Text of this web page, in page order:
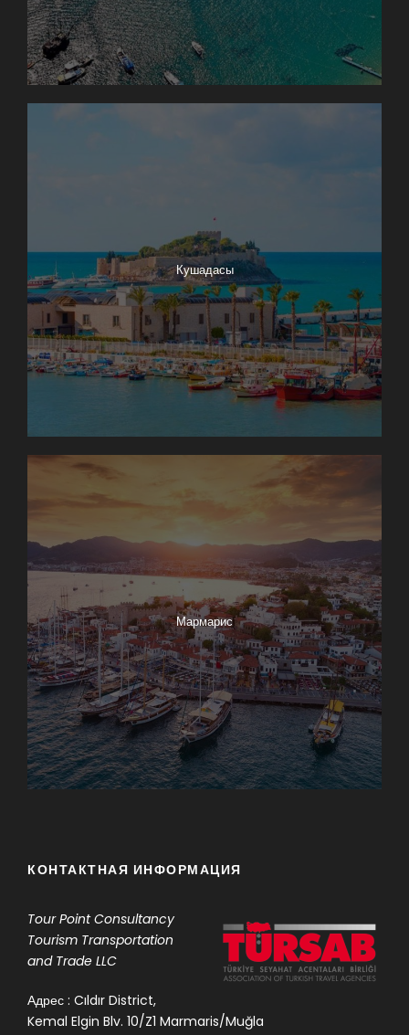
Кушадасы
Мармарис
КОНТАКТНАЯ ИНФОРМАЦИЯ
Tour PointConsultancy
Tourism Transportation
and Trade LLC
Адрес : Cıldır District,
Kemal Elgin Blv. 10/Z1 Marmaris/Muğla